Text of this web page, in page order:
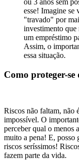
ou 3 anos sem
esse! Imagine se
"travado" por
investimento que
um empréstimo
Assim, o
essa situação.
Como proteger-se
Riscos não faltam, não
impossível. O
perceber qual o menos
muito a pena! E, posso
riscos seríssimos!
fazem parte da vida.